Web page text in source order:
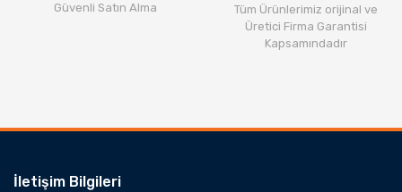
Güvenli Satın Alma
Tüm Ürünlerimiz orijinal ve
Üretici Firma Garantisi
Kapsamındadır
İletişim Bilgileri